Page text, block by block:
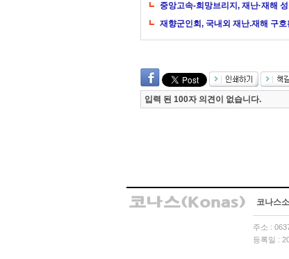
중앙고속-희망브리지, 재난·재해
재향군인회, 국내외 재난.재해 구
입력 된 100자 의견이 없습니다.
코나스
주소 :
등록일 :